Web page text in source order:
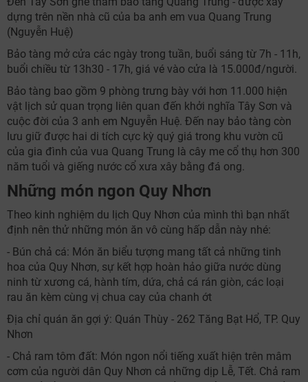
dựng trên nền nhà cũ của ba anh em vua Quang Trung
(Nguyễn Huệ)
Bảo tàng mở cửa các ngày trong tuần, buổi sáng từ 7h - 11h,
buổi chiều từ 13h30 - 17h, giá vé vào cửa là 15.000đ/người.
Bảo tàng bao gồm 9 phòng trưng bày với hơn 11.000 hiện
vật lịch sử quan trọng liên quan đến khởi nghĩa Tây Sơn và
cuộc đời của 3 anh em Nguyễn Huệ. Đến nay bảo tàng còn
lưu giữ được hai di tích cực kỳ quý giá trong khu vườn cũ
của gia đình của vua Quang Trung là cây me cổ thụ hơn 300
năm tuổi và giếng nước cổ xưa xây bằng đá ong.
Những món ngon Quy Nhơn
Theo kinh nghiệm du lịch Quy Nhơn của mình thì bạn nhất
định nên thử những món ăn vô cùng hấp dẫn này nhé:
- Bún chả cá: Món ăn biểu tượng mang tất cả những tinh
hoa của Quy Nhơn, sự kết hợp hoàn hảo giữa nước dùng
ninh từ xương cá, hành tím, dứa, chả cá rán giòn, các loại
rau ăn kèm cùng vị chua cay của chanh ớt
Địa chỉ quán ăn gợi ý: Quán Thùy - 262 Tăng Bạt Hổ, TP. Quy
Nhơn
- Chả ram tôm đất: Món ngon nổi tiếng xuất hiện trên mâm
cơm của người dân Quy Nhơn cả những dịp Lễ, Tết. Chả ram